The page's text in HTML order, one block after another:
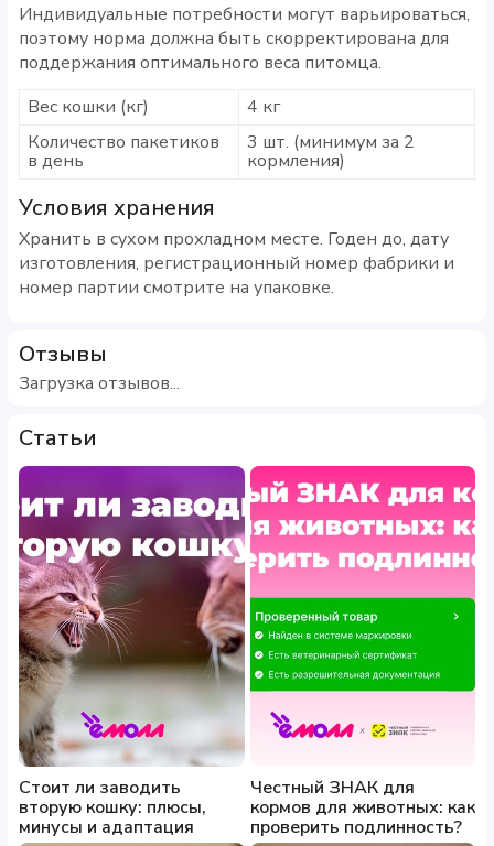
Индивидуальные потребности могут варьироваться,
поэтому норма должна быть скорректирована для
поддержания оптимального веса питомца.
Вес кошки (кг)
4 кг
Количество пакетиков
в день
3 шт. (минимум за 2
кормления)
Условия хранения
Хранить в сухом прохладном месте. Годен до, дату
изготовления, регистрационный номер фабрики и
номер партии смотрите на упаковке.
Отзывы
Загрузка отзывов...
Статьи
Стоит ли заводить
вторую кошку: плюсы,
минусы и адаптация
Честный ЗНАК для
кормов для животных: как
проверить подлинность?